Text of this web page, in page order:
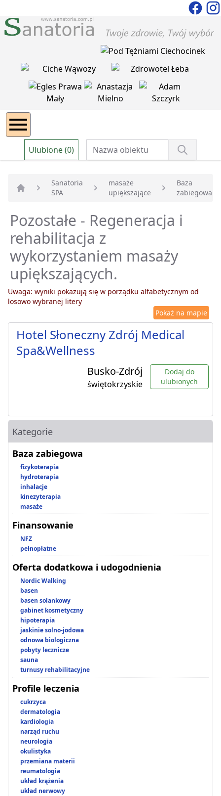
Ulubione (0)
Strona główna
Sanatoria
SPA
masaże
upiększające
Baza
zabiegowa
Pozostałe - Regeneracja i
rehabilitacja z
wykorzystaniem masaży
upiększających.
Uwaga: wyniki pokazują się w porządku alfabetycznym od
losowo wybranej litery
Pokaż na mapie
Hotel Słoneczny Zdrój Medical
Spa&Wellness
Busko-Zdrój
świętokrzyskie
Dodaj do
ulubionych
Kategorie
Baza zabiegowa
fizykoterapia
hydroterapia
inhalacje
kinezyterapia
masaże
Finansowanie
NFZ
pełnopłatne
Oferta dodatkowa i udogodnienia
Nordic Walking
basen
basen solankowy
gabinet kosmetyczny
hipoterapia
jaskinie solno-jodowa
odnowa biologiczna
pobyty lecznicze
sauna
turnusy rehabilitacyjne
Profile leczenia
cukrzyca
dermatologia
kardiologia
narząd ruchu
neurologia
okulistyka
przemiana materii
reumatologia
układ krążenia
układ nerwowy